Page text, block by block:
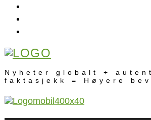
Nyheter globalt +
faktasjekk = Høyere